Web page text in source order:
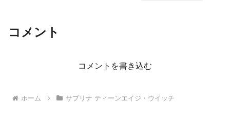
コメント
コメントを書き込む
ホーム サブリナ ティーンエイジ・ウイッチ